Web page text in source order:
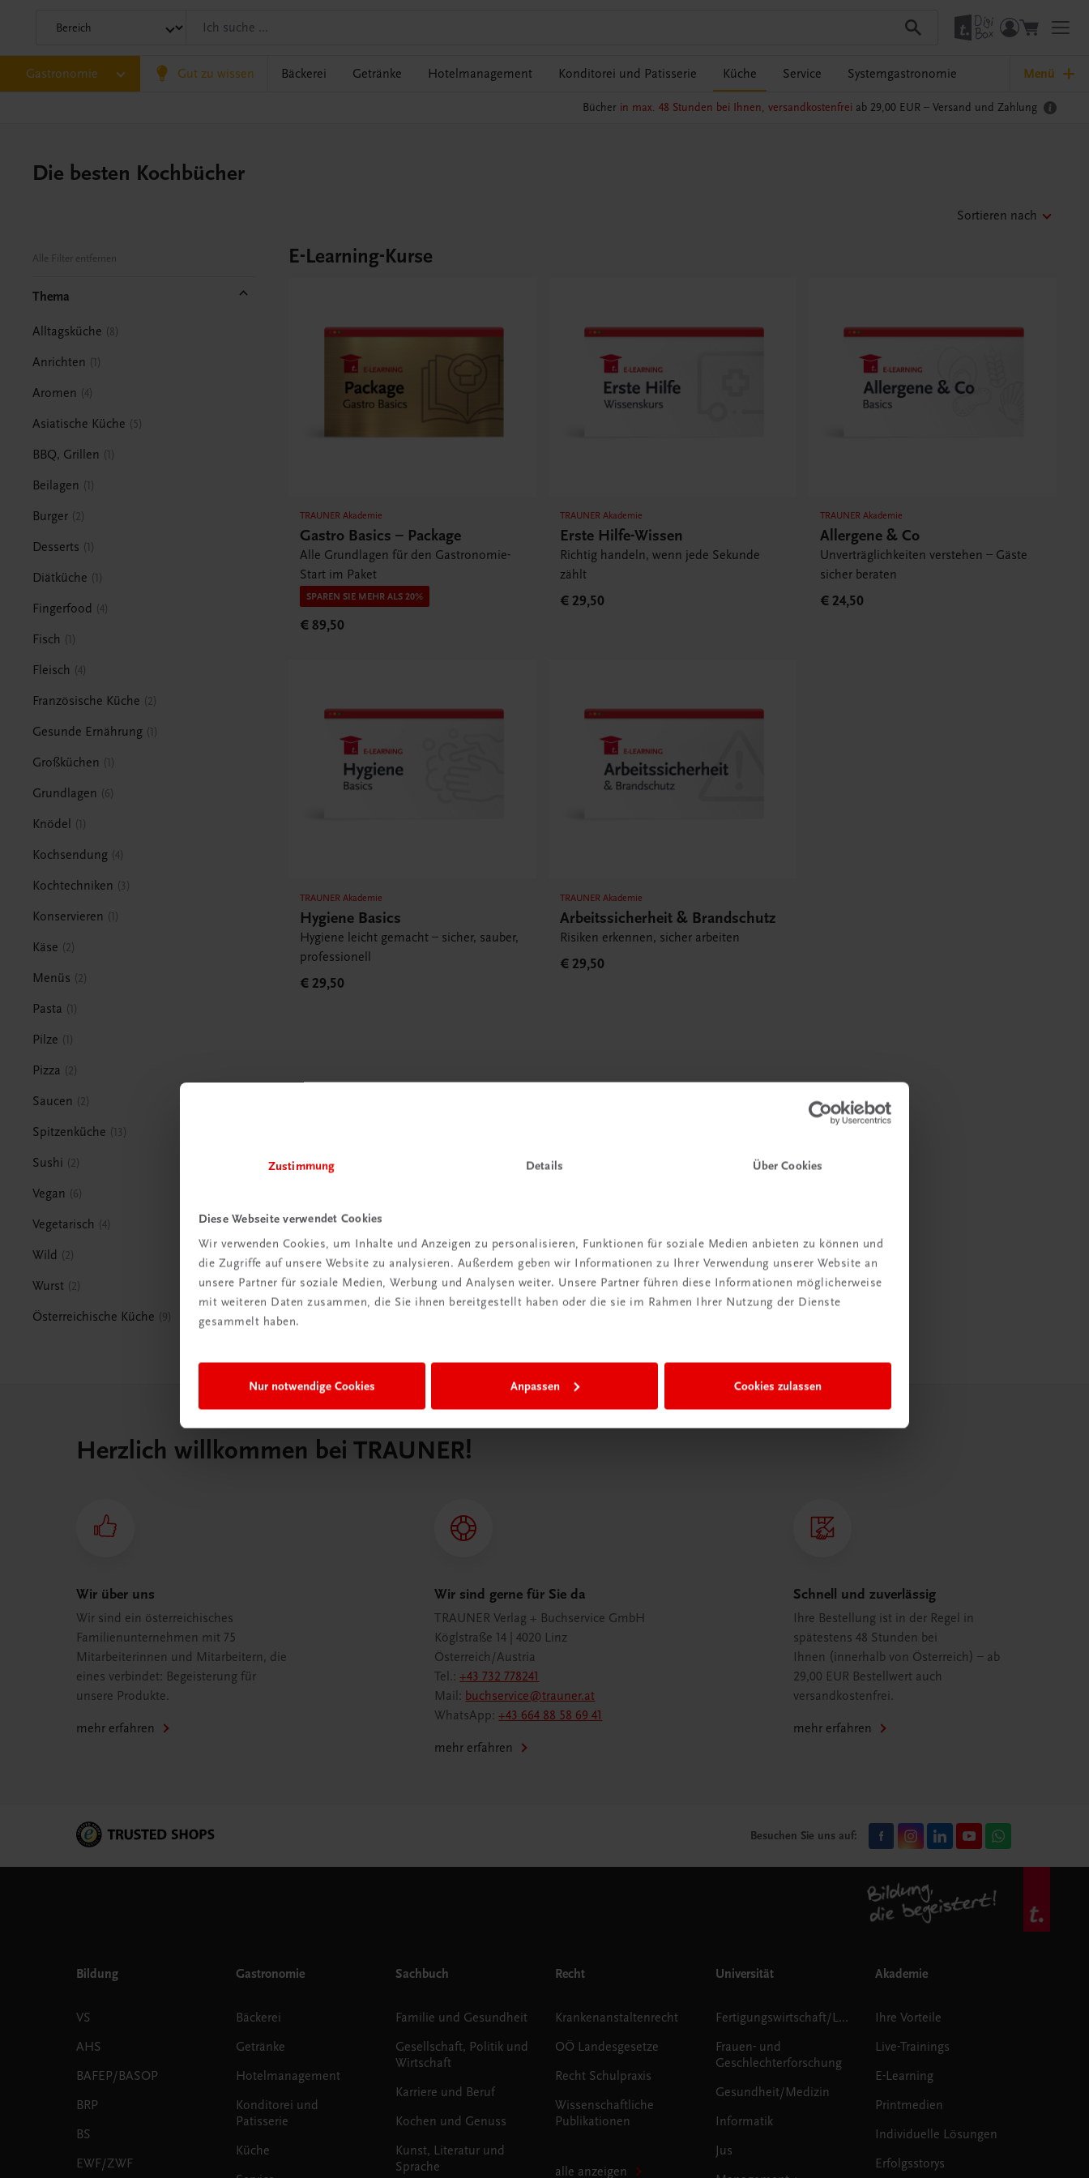
Zustimmung Details Über Cookies
Diese Webseite verwendet Cookies
Wir verwenden Cookies, um Inhalte und Anzeigen zu personalisieren, Funktionen für soziale Medien anbieten zu können und
die Zugriffe auf unsere Website zu analysieren. Außerdem geben wir Informationen zu Ihrer Verwendung unserer Website an
unsere Partner für soziale Medien, Werbung und Analysen weiter. Unsere Partner führen diese Informationen möglicherweise
mit weiteren Daten zusammen, die Sie ihnen bereitgestellt haben oder die sie im Rahmen Ihrer Nutzung der Dienste
gesammelt haben.
Nur notwendige Cookies Anpassen Cookies zulassen
Gastronomie Gut zu wissen Bäckerei Getränke Hotelmanagement Konditorei und Patisserie Küche Service Systemgastronomie Menü
Bücher in max. 48 Stunden bei Ihnen, versandkostenfrei ab 29,00 EUR – Versand und Zahlung
Die besten Kochbücher
Sortieren nach
Alle Filter entfernen
Thema
Alltagsküche 8
Anrichten 1
Aromen 4
Asiatische Küche 5
BBQ, Grillen 1
Beilagen 1
Burger 2
Desserts 1
Diätküche 1
Fingerfood 4
Fisch 1
Fleisch 4
Französische Küche 2
Gesunde Ernährung 1
Großküchen 1
Grundlagen 6
Knödel 1
Kochsendung 4
Kochtechniken 3
Konservieren 1
Käse 2
Menüs 2
Pasta 1
Pilze 1
Pizza 2
Saucen 2
Spitzenküche 13
Sushi 2
Vegan 6
Vegetarisch 4
Wild 2
Wurst 2
Österreichische Küche 9
E-Learning-Kurse
TRAUNER Akademie
Gastro Basics – Package
Alle Grundlagen für den Gastronomie-
Start im Paket
SPAREN SIE MEHR ALS 20%
€ 89,50
TRAUNER Akademie
Erste Hilfe-Wissen
Richtig handeln, wenn jede Sekunde
zählt
€ 29,50
TRAUNER Akademie
Allergene & Co
Unverträglichkeiten verstehen – Gäste
sicher beraten
€ 24,50
TRAUNER Akademie
Hygiene Basics
Hygiene leicht gemacht – sicher, sauber,
professionell
€ 29,50
TRAUNER Akademie
Arbeitssicherheit & Brandschutz
Risiken erkennen, sicher arbeiten
€ 29,50
Herzlich willkommen bei TRAUNER!
Wir über uns
Wir sind ein österreichisches
Familienunternehmen mit 75
Mitarbeiterinnen und Mitarbeitern, die
eines verbindet: Begeisterung für
unsere Produkte.
mehr erfahren
Wir sind gerne für Sie da
TRAUNER Verlag + Buchservice GmbH
Köglstraße 14 | 4020 Linz
Österreich/Austria
Tel.:+43 732 778241
Mail: buchservice@trauner.at
WhatsApp:+43 664 88 58 69 41
mehr erfahren
Schnell und zuverlässig
Ihre Bestellung ist in der Regel in
spätestens 48 Stunden bei
Ihnen (innerhalb von Österreich) – ab
29,00 EUR Bestellwert auch
versandkostenfrei.
mehr erfahren
Besuchen Sie uns auf:
Bildung
VS
AHS
BAFEP/BASOP
BRP
BS
EWF/ZWF
Gastronomie
Bäckerei
Getränke
Hotelmanagement
Konditorei und
Patisserie
Küche
Sachbuch
Familie und Gesundheit
Gesellschaft, Politik und
Wirtschaft
Karriere und Beruf
Kochen und Genuss
Kunst, Literatur und
Sprache
Recht
Krankenanstaltenrecht
OÖ Landesgesetze
Recht Schulpraxis
Wissenschaftliche
Publikationen
alle anzeigen
Universität
Fertigungswirtschaft/Logistik
Frauen- und
Geschlechterforschung
Gesundheit/Medizin
Informatik
Jus
Akademie
Ihre Vorteile
Live-Trainings
E-Learning
Printmedien
Individuelle Lösungen
Erfolgsstorys